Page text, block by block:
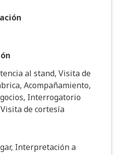
al stand, Visita de
Acompañamiento,
Interrogatorio
de cortesía
Interpretación a